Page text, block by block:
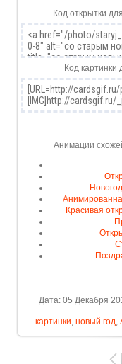
Код открытки
Код картинки
Анимации
Красивая
Дата: 05 Декабря
картинки, новый год,